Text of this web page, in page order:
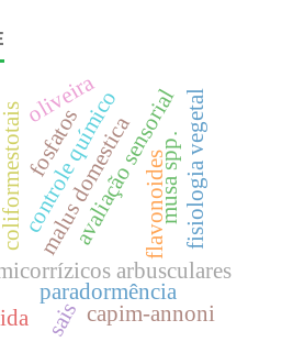
avaliação sensorial
coliformestotais
arbusculares
paradormência
malus domestica fisiologia vegetal
flavonoides
capim-annoni
controle químico
sais
fosfatos musa spp.
oliveira